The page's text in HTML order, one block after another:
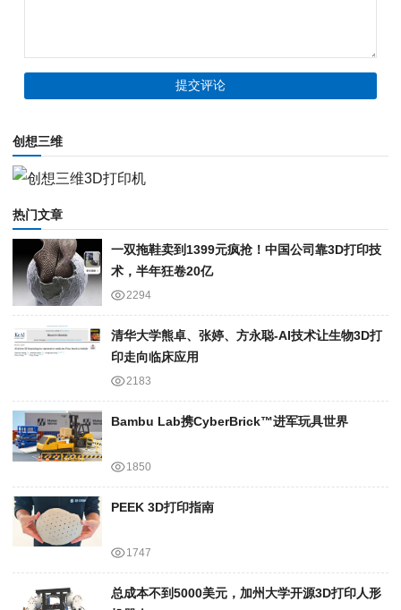
创想三维
热门文章
一双拖鞋卖到1399元疯抢！中国公司靠3D打印技
术，半年狂卷20亿
2294
清华大学熊卓、张婷、方永聪-AI技术让生物3D打
印走向临床应用
2183
Bambu Lab携Cyber​​Brick™进军玩具世界
1850
PEEK 3D打印指南
1747
总成本不到5000美元，加州大学开源3D打印人形